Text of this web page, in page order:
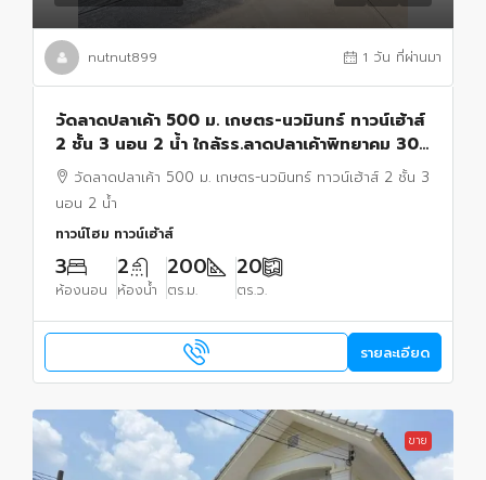
nutnut899 1 วัน ที่ผ่านมา
วัดลาดปลาเค้า 500 ม. เกษตร-นวมินทร์ ทาวน์เฮ้าส์
2 ชั้น 3 นอน 2 น้ำ ใกล้รร.ลาดปลาเค้าพิทยาคม 300
ม. 20 ตร.ว. 200 ตร.ม.
วัดลาดปลาเค้า 500 ม. เกษตร-นวมินทร์ ทาวน์เฮ้าส์ 2 ชั้น 3
นอน 2 น้ำ
ทาวน์โฮม ทาวน์เฮ้าส์
3
ห้องนอน
2
ห้องน้ำ
200
ตร.ม.
20
ตร.ว.
รายละเอียด
ขาย